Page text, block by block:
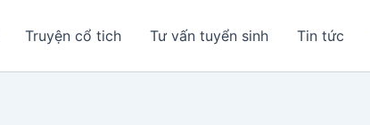
Truyện cổ tich Tư vấn tuyển sinh Tin tức